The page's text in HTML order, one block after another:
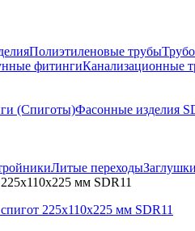
Полиэтиленовые трубы
фитингиКанализационные
(Спиготы)Фасонные изделия
Литые переходы
мм SDR11